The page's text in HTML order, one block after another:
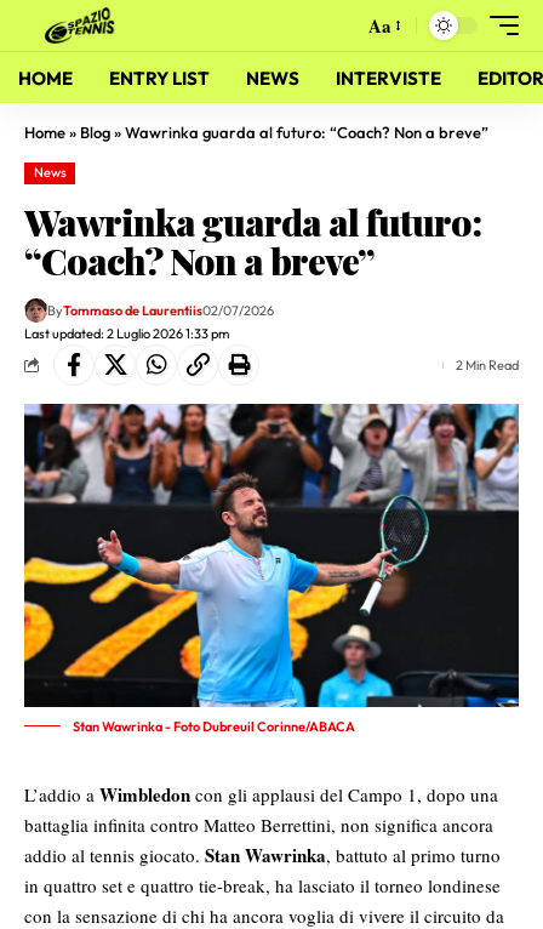
Aa
HOME ENTRY LIST NEWS INTERVISTE
Home» Blog»Wawrinka guarda al futuro: “Coach? Non a breve”
News
Wawrinka guarda al futuro:
“Coach? Non a breve”
Last updated: 2 Luglio 2026 1:33 pm
ByTommaso de Laurentiis02/07/2026
2 Min Read
Stan Wawrinka - Foto Dubreuil Corinne/ABACA
L’addio a Wimbledon con gli applausi del Campo 1, dopo una
battaglia infinita contro Matteo Berrettini, non significa ancora
addio al tennis giocato. Stan Wawrinka, battuto al primo turno
in quattro set e quattro tie-break, ha lasciato il torneo londinese
con la sensazione di chi ha ancora voglia di vivere il circuito da